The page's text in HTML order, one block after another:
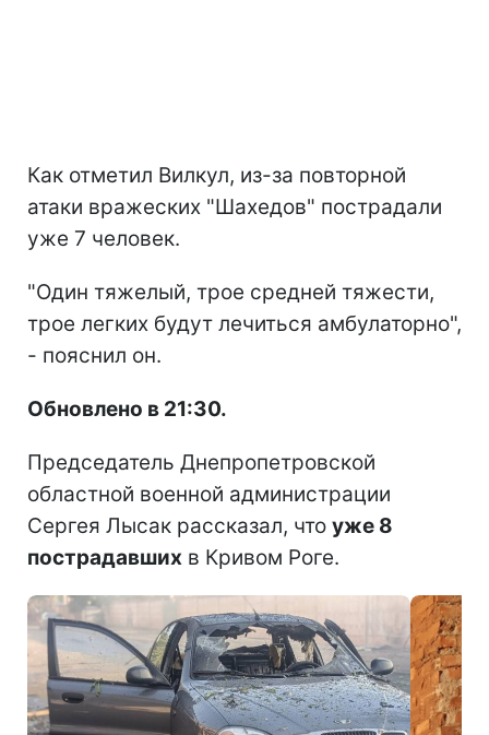
Как отметил Вилкул, из-за повторной
атаки вражеских "Шахедов" пострадали
уже 7 человек.
"Один тяжелый, трое средней тяжести,
трое легких будут лечиться амбулаторно",
- пояснил он.
Обновлено в 21:30.
Председатель Днепропетровской
областной военной администрации
Сергея Лысак рассказал, что уже 8
пострадавших в Кривом Роге.